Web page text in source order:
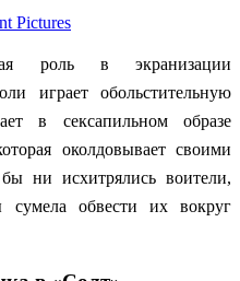
Pictures
роль в экранизации
играет обольстительную
в сексапильном образе
околдовывает своими
ни исхитрялись воители,
сумела обвести их вокруг